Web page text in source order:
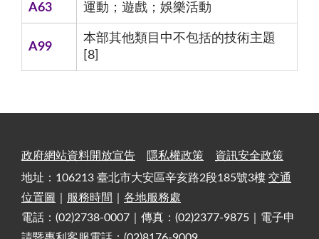
A63 運動；遊戲；娛樂活動
A99
本部其他類目中不包括的技術主題
[8]
政府網站資料開放宣告 隱私權政策
資訊安全政策
地址：106213 臺北市大安區辛亥路2段185號3樓 交通
位置圖
服務時間
各地服務處
電話：(02)2738-0007｜傳真：(02)2377-9875｜電子申